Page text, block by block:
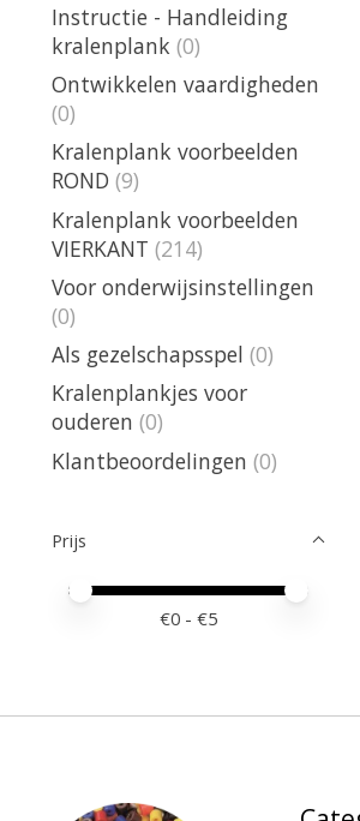
Instructie - Handleiding
kralenplank (0)
Ontwikkelen vaardigheden
(0)
Kralenplank voorbeelden
ROND (9)
Kralenplank voorbeelden
VIERKANT (214)
Voor onderwijsinstellingen
(0)
Als gezelschapsspel (0)
Kralenplankjes voor
ouderen (0)
Klantbeoordelingen (0)
Prijs
Minimale prijswaarde
Price maximum value
€0 - €5